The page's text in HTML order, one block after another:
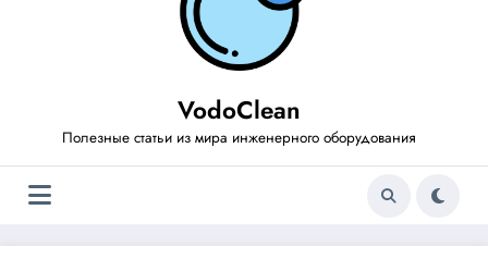
VodoClean
Полезные статьи из мира инженерного оборудования